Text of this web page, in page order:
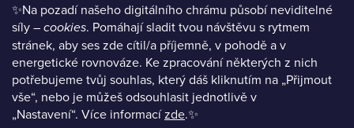
✨Na pozadí našeho digitálního chrámu působí neviditelné
síly –cookies. Pomáhají sladit tvou návštěvu s rytmem
stránek, aby ses zde cítil/a příjemně, v pohodě a v
energetické rovnováze. Ke zpracování některých z nich
potřebujeme tvůj souhlas, který dáš kliknutím na „Přijmout
vše“, nebo je můžeš odsouhlasit jednotlivě v
„Nastavení“. Více informacízde.✨
Instagram